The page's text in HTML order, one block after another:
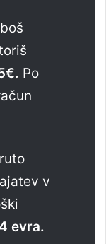
Po
v
evra.